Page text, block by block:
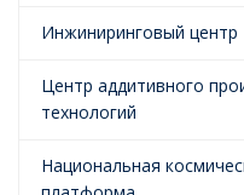
Инжиниринговый центр
Центр аддитивного
технологий
Национальная